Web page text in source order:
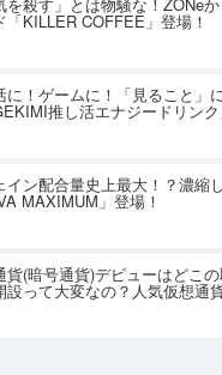
「KILLER COFFEE」登場！
に！ゲームに！「見ること」
推し活エナジードリン
イン配合量史上最大！？濃縮
MAXIMUM」登場！
貨(暗号通貨)デビューはどこ
設って大変なの？人気仮想通